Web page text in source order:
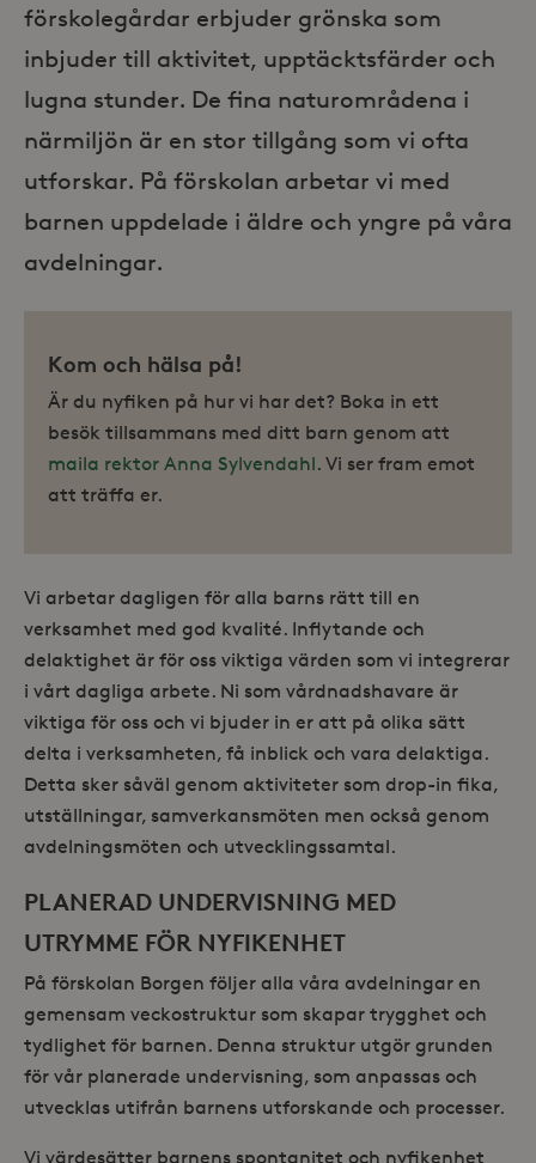
förskolegårdar erbjuder grönska som
inbjuder till aktivitet, upptäcktsfärder och
lugna stunder. De fina naturområdena i
närmiljön är en stor tillgång som vi ofta
utforskar. På förskolan arbetar vi med
barnen uppdelade i äldre och yngre på våra
avdelningar.
Kom och hälsa på!
Är du nyfiken på hur vi har det? Boka in ett
besök tillsammans med ditt barn genom att
maila rektor Anna Sylvendahl. Vi ser fram emot
att träffa er.
Vi arbetar dagligen för alla barns rätt till en
verksamhet med god kvalité. Inflytande och
delaktighet är för oss viktiga värden som vi integrerar
i vårt dagliga arbete. Ni som vårdnadshavare är
viktiga för oss och vi bjuder in er att på olika sätt
delta i verksamheten, få inblick och vara delaktiga.
Detta sker såväl genom aktiviteter som drop-in fika,
utställningar, samverkansmöten men också genom
avdelningsmöten och utvecklingssamtal.
PLANERAD UNDERVISNING MED
UTRYMME FÖR NYFIKENHET
På förskolan Borgen följer alla våra avdelningar en
gemensam veckostruktur som skapar trygghet och
tydlighet för barnen. Denna struktur utgör grunden
för vår planerade undervisning, som anpassas och
utvecklas utifrån barnens utforskande och processer.
Vi värdesätter barnens spontanitet och nyfikenhet